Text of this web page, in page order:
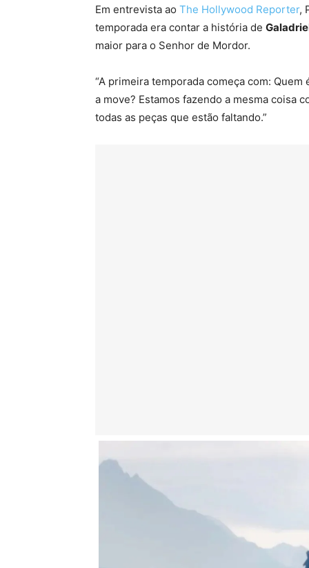
Em entrevista ao The Hollywood Reporter,
temporada era contar a história de
maior para o Senhor de Mordor.
“A primeira temporada começa com:
a move? Estamos fazendo a mesma coisa
todas as peças que estão faltando.”